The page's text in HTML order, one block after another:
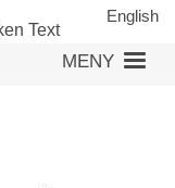
English
MENY